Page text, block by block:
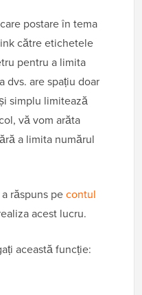
postare în tema
către etichetele
pentru a limita
dvs. are spațiu doar
simplu limitează
vă vom arăta
a limita numărul
răspuns pecontul
acest lucru.
această funcție: